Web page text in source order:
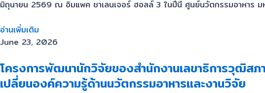
มิถุนายน 2569 ณ อิมแพค ชาเลนเจอร์ ฮอลล์ 3 ในปีนี้ ศูนย์นวัตกรรมอาหาร ม
อ่านเพิ่มเติม
June 23, 2026
โครงการพัฒนานักวิจัยของสำนักงานเลขาธิการวุฒิส
เปลี่ยนองค์ความรู้ด้านนวัตกรรมอาหารและงานวิจัย